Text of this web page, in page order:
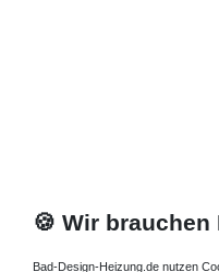
🍪 Wir
Bad-Design-Heizung.de nutzen